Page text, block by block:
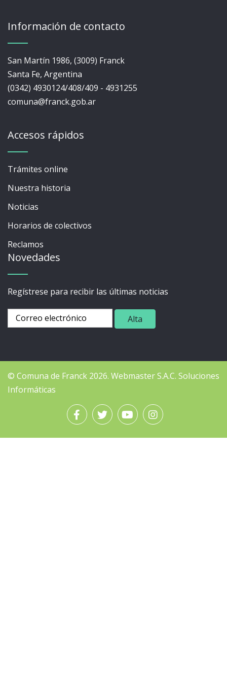
Información de contacto
San Martín 1986, (3009) Franck
Santa Fe, Argentina
(0342) 4930124/408/409 - 4931255
comuna@franck.gob.ar
Accesos rápidos
Trámites online
Nuestra historia
Noticias
Horarios de colectivos
Reclamos
Novedades
Regístrese para recibir las últimas noticias
© Comuna de Franck 2026. WebmasterS.A.C. Soluciones
Informáticas